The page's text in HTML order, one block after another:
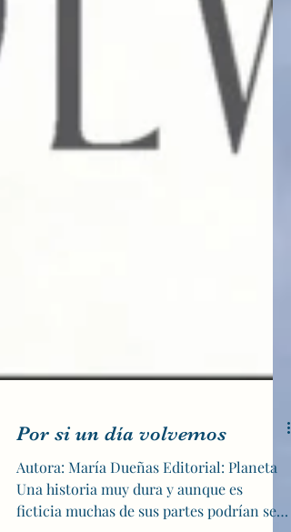
Por si un día volvemos
Autora: María Dueñas Editorial: Planeta
Una historia muy dura y aunque es